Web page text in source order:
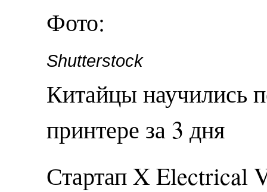
Фото:
Shutterstock
Китайцы научились
принтере за 3 дня
Стартап X Electrical